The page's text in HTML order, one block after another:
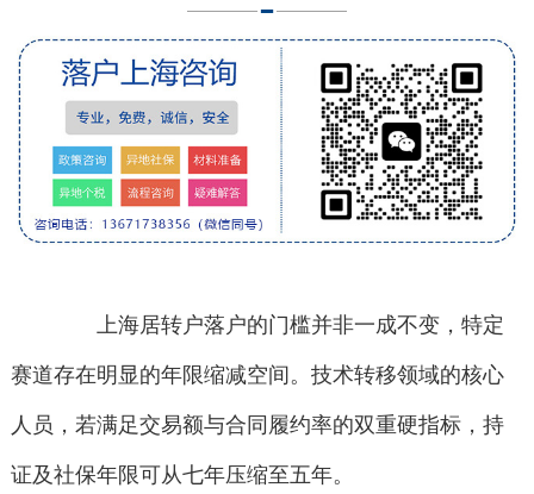
上海居转户落户的门槛并非一成不变，特定
赛道存在明显的年限缩减空间。技术转移领域的核心
人员，若满足交易额与合同履约率的双重硬指标，持
证及社保年限可从七年压缩至五年。